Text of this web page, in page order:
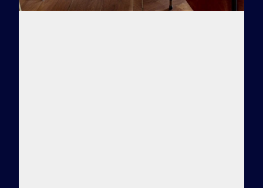
Заказать тур